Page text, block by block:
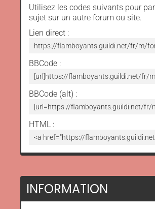
Utilisez les codes suivants pour
sujet sur un autre forum ou site.
Lien direct :
BBCode :
BBCode (alt) :
HTML :
INFORMATION